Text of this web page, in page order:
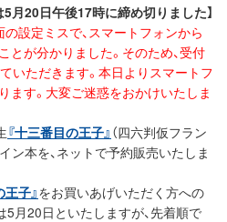
月20日午後17時に締め切りました】
設定ミスで、スマートフォンから
が分かりました。そのため、受付
いただきます。本日よりスマートフ
ます。大変ご迷惑をおかけいたしま
『十三番目の王子』 （四六判仮フラン
ン本を、ネットで予約販売いたしま
子』をお買いあげいただく方への
月20日といたしますが、先着順で